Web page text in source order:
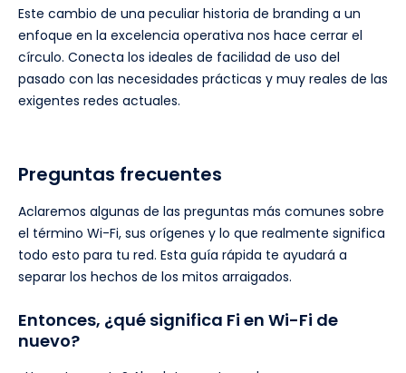
Este cambio de una peculiar historia de branding a un
enfoque en la excelencia operativa nos hace cerrar el
círculo. Conecta los ideales de facilidad de uso del
pasado con las necesidades prácticas y muy reales de las
exigentes redes actuales.
Preguntas frecuentes
Aclaremos algunas de las preguntas más comunes sobre
el término Wi-Fi, sus orígenes y lo que realmente significa
todo esto para tu red. Esta guía rápida te ayudará a
separar los hechos de los mitos arraigados.
Entonces, ¿qué significa Fi en Wi-Fi de
nuevo?